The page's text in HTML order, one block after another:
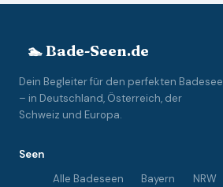
🏊 Bade-Seen.de
Dein Begleiter für den perfekten Badesee
– in Deutschland, Österreich, der
Schweiz und Europa.
Seen
Alle Badeseen
Bayern NRW